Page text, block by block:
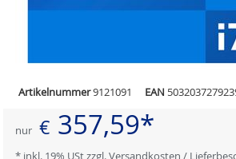
Artikelnummer9121091 EAN
nur € 357,59*
* inkl. 19% USt zzgl.Versandkosten /